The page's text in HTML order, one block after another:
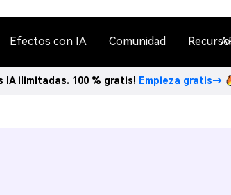
Efectos con IA Comunidad
IA ilimitadas. 100 % gratis! Empieza gratis→